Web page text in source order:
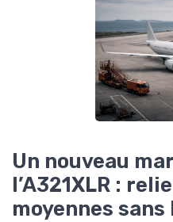
Un nouveau
l’A321XLR :
moyennes sans